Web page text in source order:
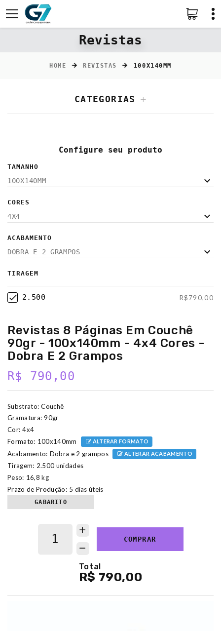
Revistas
HOME REVISTAS 100X140MM
CATEGORIAS
Configure seu produto
TAMANHO
100X140MM
CORES
4X4
ACABAMENTO
DOBRA E 2 GRAMPOS
TIRAGEM
2.500 R$790,00
Revistas 8 Páginas Em Couchê
90gr - 100x140mm - 4x4 Cores -
Dobra E 2 Grampos
R$ 790,00
Substrato: Couchê
Gramatura: 90gr
Cor: 4x4
Formato: 100x140mm ALTERAR FORMATO
Acabamento: Dobra e 2 grampos ALTERAR ACABAMENTO
Tiragem: 2.500 unidades
Peso: 16,8 kg
Prazo de Produção: 5 dias úteis
GABARITO
COMPRAR
Total
R$ 790,00